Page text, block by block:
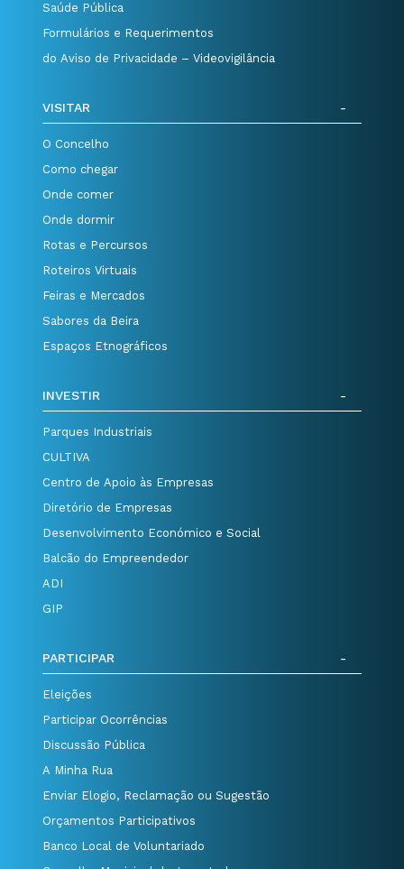
Saúde Pública
Formulários e Requerimentos
do Aviso de Privacidade – Videovigilância
VISITAR
O Concelho
Como chegar
Onde comer
Onde dormir
Rotas e Percursos
Roteiros Virtuais
Feiras e Mercados
Sabores da Beira
Espaços Etnográficos
INVESTIR
Parques Industriais
CULTIVA
Centro de Apoio às Empresas
Diretório de Empresas
Desenvolvimento Económico e Social
Balcão do Empreendedor
ADI
GIP
PARTICIPAR
Eleições
Participar Ocorrências
Discussão Pública
A Minha Rua
Enviar Elogio, Reclamação ou Sugestão
Orçamentos Participativos
Banco Local de Voluntariado